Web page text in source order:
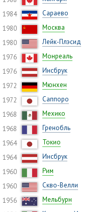
1984
Сараево
1980
Москва
1980
Лейк-Плэсид
1976
Монреаль
1976
Инсбрук
1972
Мюнхен
1972
Саппоро
1968
Мехико
1968
Гренобль
1964
Токио
1964
Инсбрук
1960
Рим
1960
Скво-Велли
1956
Мельбурн